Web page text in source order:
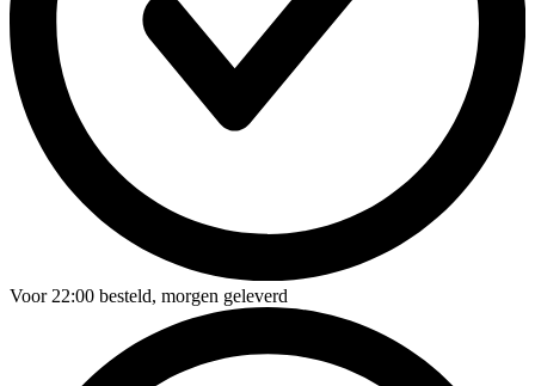
Voor22:00 besteld, morgen geleverd